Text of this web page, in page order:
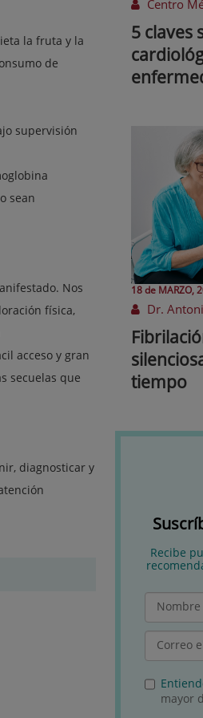
la fruta y la
de
supervisión
sean
Nos
física,
acceso y gran
secuelas que
diagnosticar y
Centro
5 claves
18 de MARZO,
Dr.
tiempo
Recibe
Nombre
Correo
mayor